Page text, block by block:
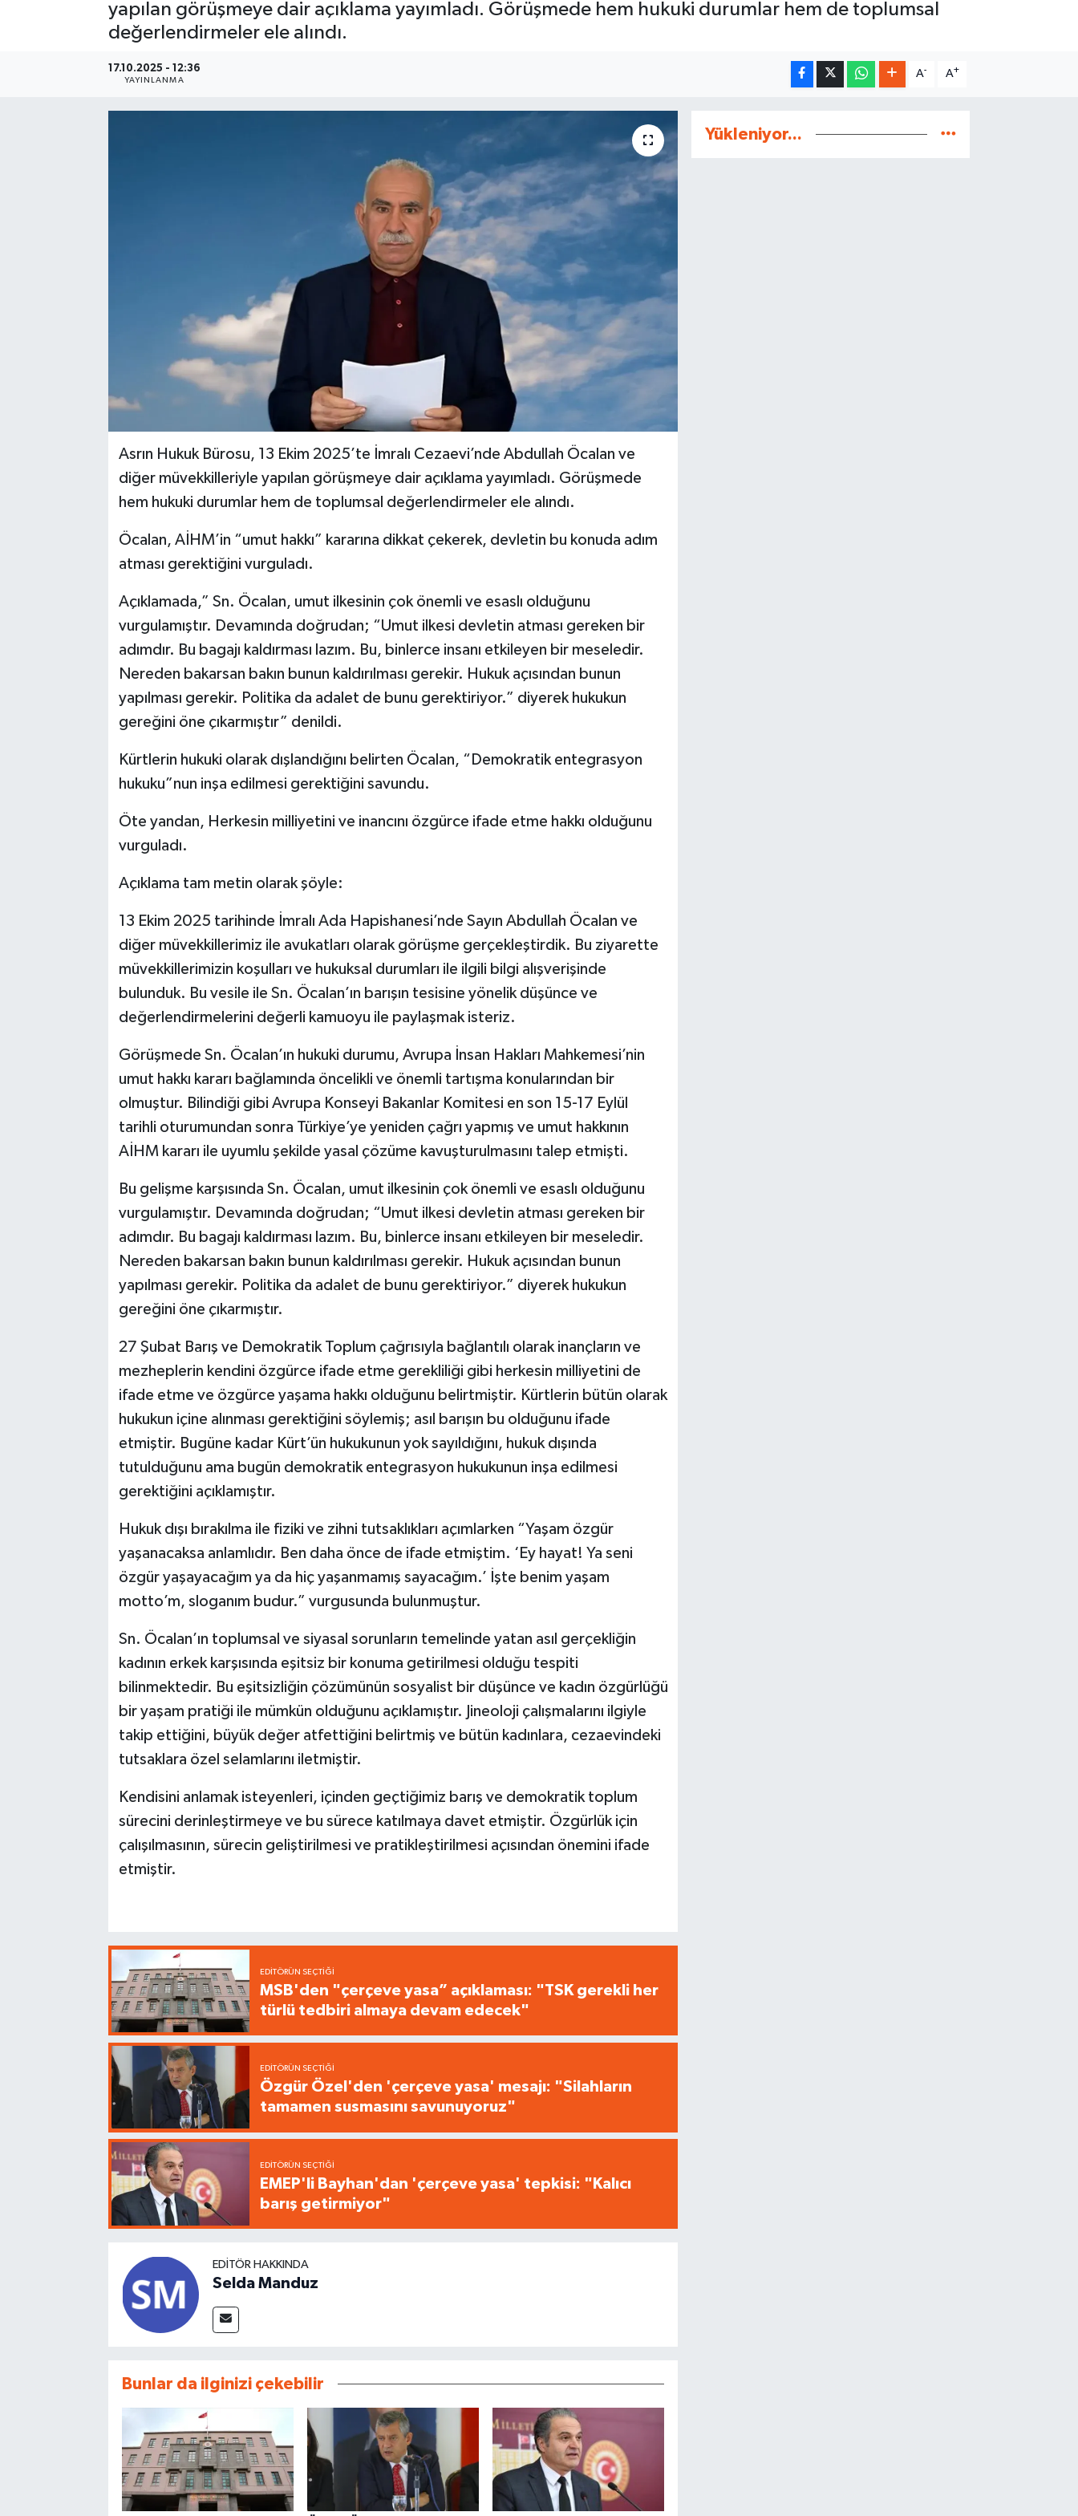
yapılan görüşmeye dair açıklama yayımladı. Görüşmede hem hukuki durumlar hem de toplumsal
değerlendirmeler ele alındı.
17.10.2025 - 12:36
YAYINLANMA
A- A+
Asrın Hukuk Bürosu, 13 Ekim 2025’te İmralı Cezaevi’nde Abdullah Öcalan ve
diğer müvekkilleriyle yapılan görüşmeye dair açıklama yayımladı. Görüşmede
hem hukuki durumlar hem de toplumsal değerlendirmeler ele alındı.
Öcalan, AİHM’in “umut hakkı” kararına dikkat çekerek, devletin bu konuda adım
atması gerektiğini vurguladı.
Açıklamada,” Sn. Öcalan, umut ilkesinin çok önemli ve esaslı olduğunu
vurgulamıştır. Devamında doğrudan; “Umut ilkesi devletin atması gereken bir
adımdır. Bu bagajı kaldırması lazım. Bu, binlerce insanı etkileyen bir meseledir.
Nereden bakarsan bakın bunun kaldırılması gerekir. Hukuk açısından bunun
yapılması gerekir. Politika da adalet de bunu gerektiriyor.” diyerek hukukun
gereğini öne çıkarmıştır” denildi.
Kürtlerin hukuki olarak dışlandığını belirten Öcalan, “Demokratik entegrasyon
hukuku”nun inşa edilmesi gerektiğini savundu.
Öte yandan, Herkesin milliyetini ve inancını özgürce ifade etme hakkı olduğunu
vurguladı.
Açıklama tam metin olarak şöyle:
13 Ekim 2025 tarihinde İmralı Ada Hapishanesi’nde Sayın Abdullah Öcalan ve
diğer müvekkillerimiz ile avukatları olarak görüşme gerçekleştirdik. Bu ziyarette
müvekkillerimizin koşulları ve hukuksal durumları ile ilgili bilgi alışverişinde
bulunduk. Bu vesile ile Sn. Öcalan’ın barışın tesisine yönelik düşünce ve
değerlendirmelerini değerli kamuoyu ile paylaşmak isteriz.
Görüşmede Sn. Öcalan’ın hukuki durumu, Avrupa İnsan Hakları Mahkemesi’nin
umut hakkı kararı bağlamında öncelikli ve önemli tartışma konularından bir
olmuştur. Bilindiği gibi Avrupa Konseyi Bakanlar Komitesi en son 15-17 Eylül
tarihli oturumundan sonra Türkiye’ye yeniden çağrı yapmış ve umut hakkının
AİHM kararı ile uyumlu şekilde yasal çözüme kavuşturulmasını talep etmişti.
Bu gelişme karşısında Sn. Öcalan, umut ilkesinin çok önemli ve esaslı olduğunu
vurgulamıştır. Devamında doğrudan; “Umut ilkesi devletin atması gereken bir
adımdır. Bu bagajı kaldırması lazım. Bu, binlerce insanı etkileyen bir meseledir.
Nereden bakarsan bakın bunun kaldırılması gerekir. Hukuk açısından bunun
yapılması gerekir. Politika da adalet de bunu gerektiriyor.” diyerek hukukun
gereğini öne çıkarmıştır.
27 Şubat Barış ve Demokratik Toplum çağrısıyla bağlantılı olarak inançların ve
mezheplerin kendini özgürce ifade etme gerekliliği gibi herkesin milliyetini de
ifade etme ve özgürce yaşama hakkı olduğunu belirtmiştir. Kürtlerin bütün olarak
hukukun içine alınması gerektiğini söylemiş; asıl barışın bu olduğunu ifade
etmiştir. Bugüne kadar Kürt’ün hukukunun yok sayıldığını, hukuk dışında
tutulduğunu ama bugün demokratik entegrasyon hukukunun inşa edilmesi
gerektiğini açıklamıştır.
Hukuk dışı bırakılma ile fiziki ve zihni tutsaklıkları açımlarken “Yaşam özgür
yaşanacaksa anlamlıdır. Ben daha önce de ifade etmiştim. ‘Ey hayat! Ya seni
özgür yaşayacağım ya da hiç yaşanmamış sayacağım.’ İşte benim yaşam
motto’m, sloganım budur.” vurgusunda bulunmuştur.
Sn. Öcalan’ın toplumsal ve siyasal sorunların temelinde yatan asıl gerçekliğin
kadının erkek karşısında eşitsiz bir konuma getirilmesi olduğu tespiti
bilinmektedir. Bu eşitsizliğin çözümünün sosyalist bir düşünce ve kadın özgürlüğü
bir yaşam pratiği ile mümkün olduğunu açıklamıştır. Jineoloji çalışmalarını ilgiyle
takip ettiğini, büyük değer atfettiğini belirtmiş ve bütün kadınlara, cezaevindeki
tutsaklara özel selamlarını iletmiştir.
Kendisini anlamak isteyenleri, içinden geçtiğimiz barış ve demokratik toplum
sürecini derinleştirmeye ve bu sürece katılmaya davet etmiştir. Özgürlük için
çalışılmasının, sürecin geliştirilmesi ve pratikleştirilmesi açısından önemini ifade
etmiştir.
EDITÖRÜN SEÇTIĞI
MSB'den "çerçeve yasa” açıklaması: "TSK gerekli her
türlü tedbiri almaya devam edecek"
EDITÖRÜN SEÇTIĞI
Özgür Özel'den 'çerçeve yasa' mesajı: "Silahların
tamamen susmasını savunuyoruz"
EDITÖRÜN SEÇTIĞI
EMEP'li Bayhan'dan 'çerçeve yasa' tepkisi: "Kalıcı
barış getirmiyor"
EDITÖR HAKKINDA
Selda Manduz
Bunlar da ilginizi çekebilir
Yükleniyor...